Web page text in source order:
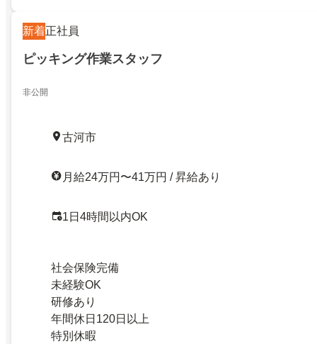
新着正社員
ピッキング作業スタッフ
非公開
古河市
月給24万円〜41万円 / 昇給あり
1日4時間以内OK
社会保険完備
未経験OK
研修あり
年間休日120日以上
特別休暇